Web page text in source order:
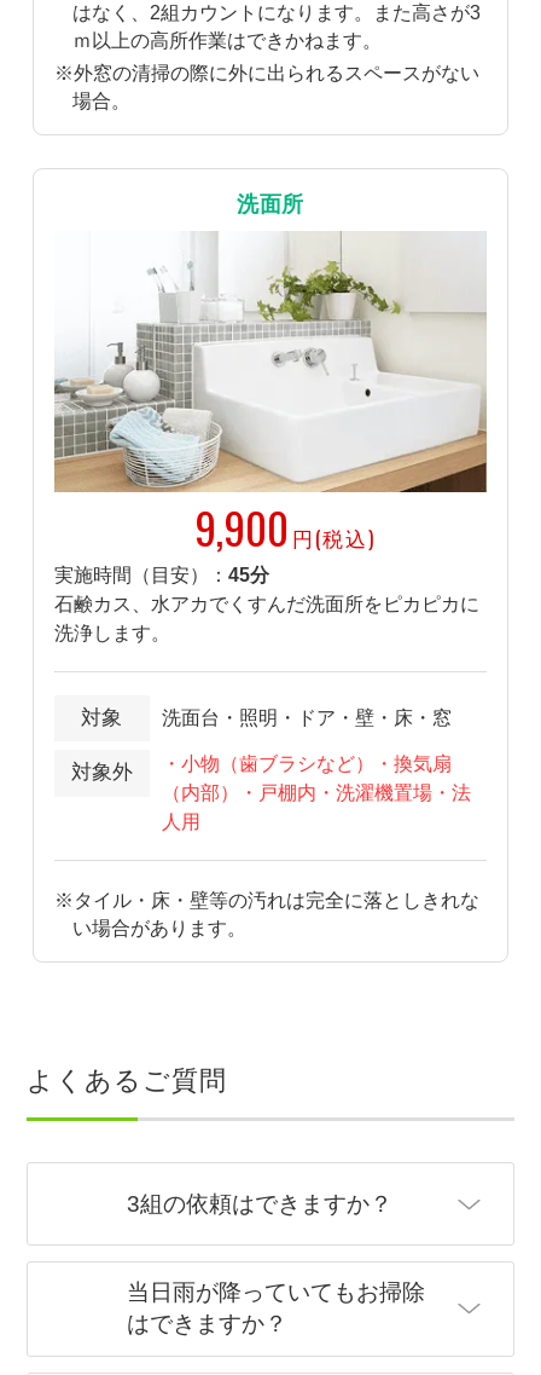
はなく、2組カウントになります。また高さが3
ｍ以上の高所作業はできかねます。
※外窓の清掃の際に外に出られるスペースがない
場合。
洗面所
9,900 円(税込)
実施時間（目安）： 45分
石鹸カス、水アカでくすんだ洗面所をピカピカに
洗浄します。
対象 洗面台・照明・ドア・壁・床・窓
対象外
・小物（歯ブラシなど）・換気扇
（内部）・戸棚内・洗濯機置場・法
人用
※タイル・床・壁等の汚れは完全に落としきれな
い場合があります。
よくあるご質問
3組の依頼はできますか？
当日雨が降っていてもお掃除
はできますか？